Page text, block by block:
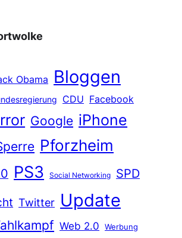
Obama Bloggen
CDU Facebook
Google iPhone
Pforzheim
PS3 Social Networking
SPD
Twitter Update
Web 2.0 Werbung